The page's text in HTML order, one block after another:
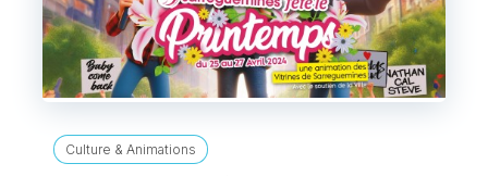
Culture & Animations